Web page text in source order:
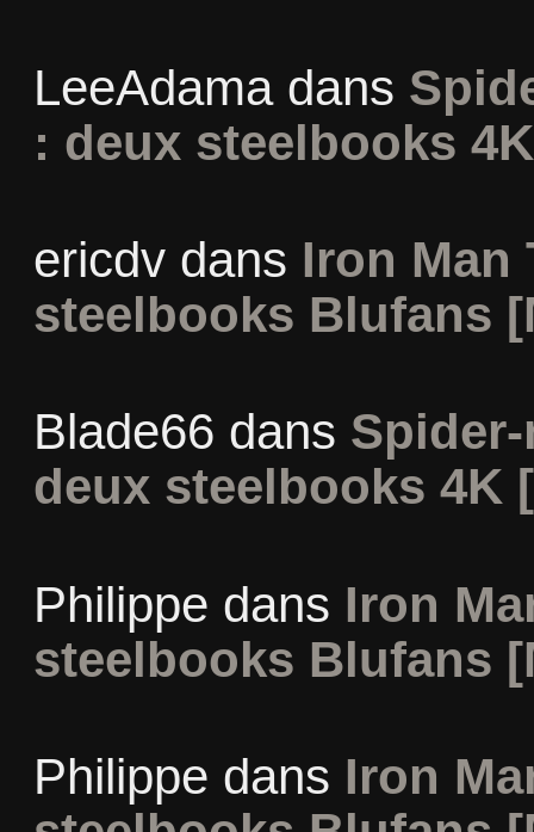
LeeAdamadans
: deux steelbooks
ericdvdans Iron Man
steelbooks Blufans
Blade66 dans
deux steelbooks 4K
Philippe dans Iron
steelbooks Blufans
Philippe dans Iron